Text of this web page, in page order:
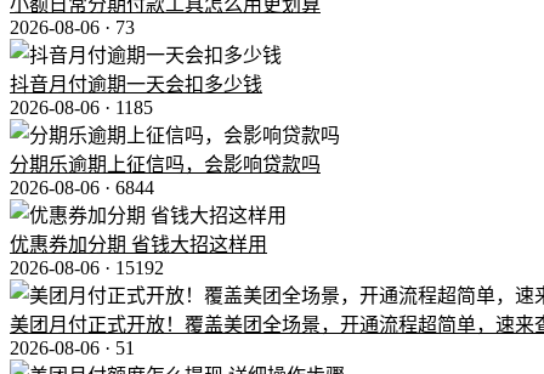
2026-08-06 · 73
抖音月付逾期一天会扣多少钱
2026-08-06 · 1185
分期乐逾期上征信吗，会影响贷款吗
2026-08-06 · 6844
优惠券加分期 省钱大招这样用
2026-08-06 · 15192
美团月付正式开放！覆盖美团全场景，开通流程超简单，速来
2026-08-06 · 51